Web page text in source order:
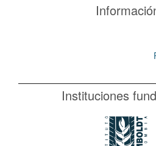
Instituciones